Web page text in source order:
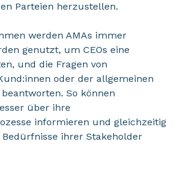
Parteien herzustellen.
werden AMAs immer
genutzt, um CEOs eine
und die Fragen von
oder der allgemeinen
So können
über ihre
informieren und gleichzeitig
ihrer Stakeholder